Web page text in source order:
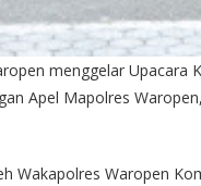
menggelar Upacara
Apel Mapolres
Wakapolres Waropen